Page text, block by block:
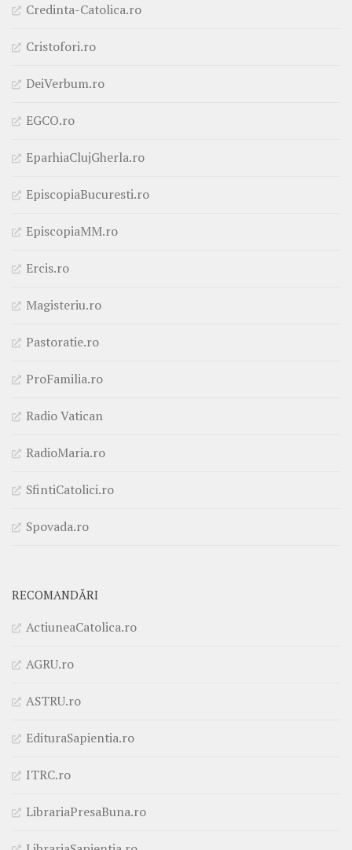
Credinta-Catolica.ro
Cristofori.ro
DeiVerbum.ro
EGCO.ro
EparhiaClujGherla.ro
EpiscopiaBucuresti.ro
EpiscopiaMM.ro
Ercis.ro
Magisteriu.ro
Pastoratie.ro
ProFamilia.ro
Radio Vatican
RadioMaria.ro
SfintiCatolici.ro
Spovada.ro
RECOMANDĂRI
ActiuneaCatolica.ro
AGRU.ro
ASTRU.ro
EdituraSapientia.ro
ITRC.ro
LibrariaPresaBuna.ro